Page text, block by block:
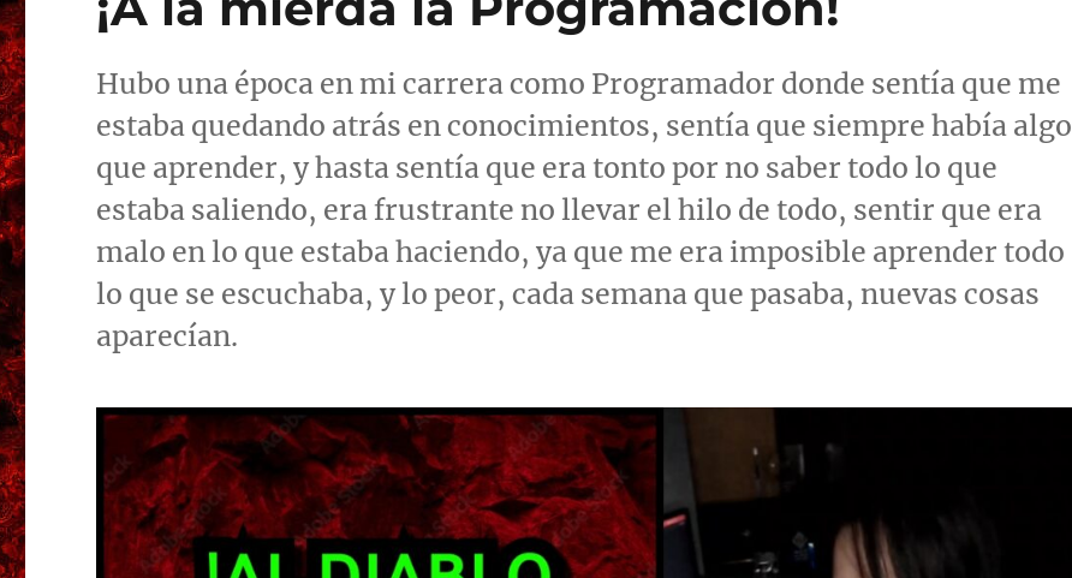
Hubo una época en mi carrera como Programador donde sentía que me
estaba quedando atrás en conocimientos, sentía que siempre había algo
que aprender, y hasta sentía que era tonto por no saber todo lo que
estaba saliendo, era frustrante no llevar el hilo de todo, sentir que era
malo en lo que estaba haciendo, ya que me era imposible aprender todo
lo que se escuchaba, y lo peor, cada semana que pasaba, nuevas cosas
aparecían.